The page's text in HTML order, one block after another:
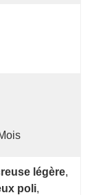
légère
poli,